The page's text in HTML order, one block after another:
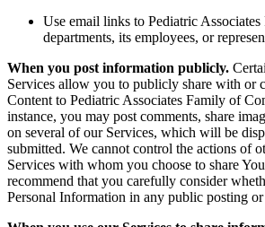
Use email links to Pediatric
departments, its employees, or
When you post information publicly.
Services allow you to publicly share with or
Content to Pediatric Associates Family of
instance, you may post comments, share
on several of our Services, which will be
submitted. We cannot control the actions of
Services with whom you choose to share
recommend that you carefully consider
Personal Information in any public posting